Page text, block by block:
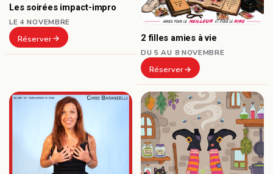
Les soirées impact-impro
LE 4 NOVEMBRE
Réserver 2 filles amies à vie
DU 5 AU 8 NOVEMBRE
Réserver